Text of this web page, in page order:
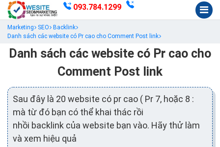
093.784.1299
Marketing SEO
Backlink
Danh sách các website có Pr cao cho Comment Post link
Danh sách các website có Pr cao cho
Comment Post link
Sau đây là 20 website có pr cao ( Pr 7, hoặc 8 :
mà từ đó bạn có thể khai thác rồi
nhồi backlink của website bạn vào. Hãy thử làm
và xem hiệu quả